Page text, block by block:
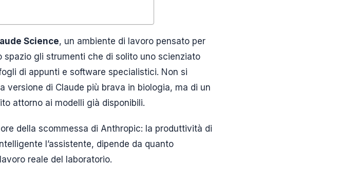
Science, un ambiente di lavoro pensato per
gli strumenti che di solito uno scienziato
di appunti e software specialistici. Non si
di Claude più brava in biologia, ma di un
attorno ai modelli già disponibili.
della scommessa di Anthropic: la produttività di
l’assistente, dipende da quanto
reale del laboratorio.